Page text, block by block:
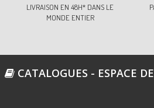
LIVRAISON EN 48H* DANS LE
MONDE ENTIER
CATALOGUES - ESPACE